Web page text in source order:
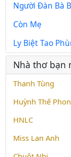
Người Đàn Bà
Còn Mẹ
Ly Biệt Tao
Nhà thơ bạn
Thanh Tùng
Huỳnh Thế
HNLC
Miss Lan Anh